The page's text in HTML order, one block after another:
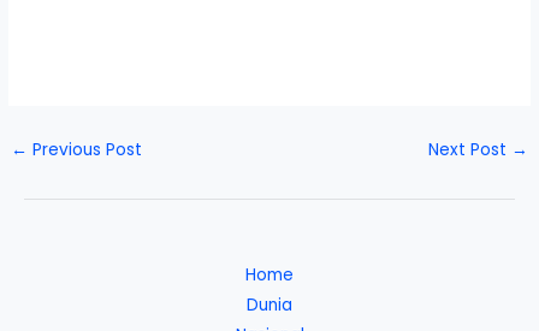
← Previous Post Next Post →
Home
Dunia